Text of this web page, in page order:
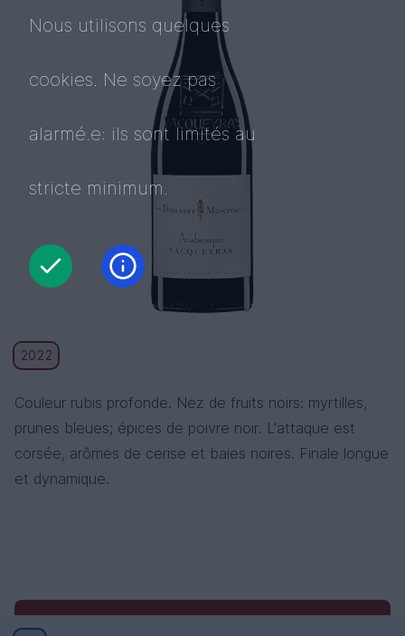
2022
Couleur rubis profonde. Nez de fruits noirs: myrtilles,
prunes bleues; épices de poivre noir. L'attaque est
corsée, arômes de cerise et baies noires. Finale longue
et dynamique.
Nous utilisons quelques
cookies. Ne soyez pas
alarmé.e: ils sont limités au
stricte minimum.